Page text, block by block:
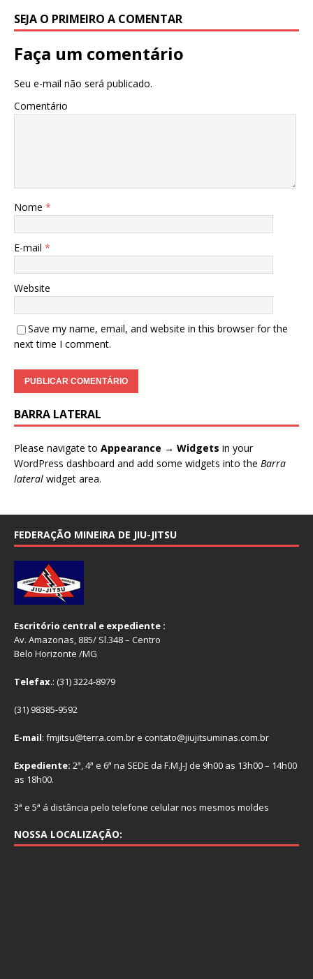
SEJA O PRIMEIRO A COMENTAR
Faça um comentário
Seu e-mail não será publicado.
Comentário
Nome *
E-mail *
Website
Save my name, email, and website in this browser for the
next time I comment.
BARRA LATERAL
Please navigate to Appearance → Widgets in your
WordPress dashboard and add some widgets into the Barra
lateral widget area.
FEDERAÇÃO MINEIRA DE JIU-JITSU
Escritório central e expediente :
Av. Amazonas, 885/ Sl.348 – Centro
Belo Horizonte /MG
Telefax.: (31) 3224-8979
(31) 98385-9592
E-mail: fmjitsu@terra.com.br e contato@jiujitsuminas.com.br
Expediente: 2ª, 4ª e 6ª na SEDE da F.M.J-J de 9h00 as 13h00 – 14h00
as 18h00.
3ª e 5ª á distância pelo telefone celular nos mesmos moldes
NOSSA LOCALIZAÇÃO: